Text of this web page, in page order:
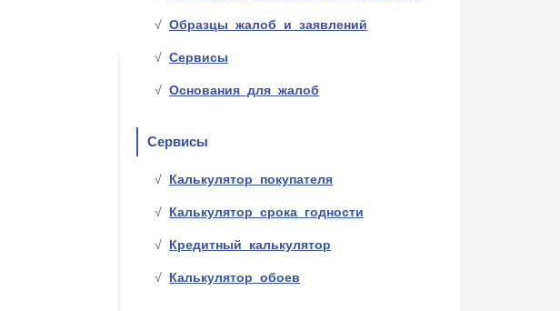
Образцы жалоб и заявлений
Сервисы
Основания для жалоб
Сервисы
Калькулятор покупателя
Калькулятор срока годности
Кредитный калькулятор
Калькулятор обоев